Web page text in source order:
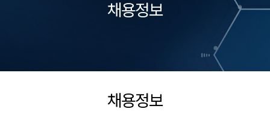
채용정보
채용정보